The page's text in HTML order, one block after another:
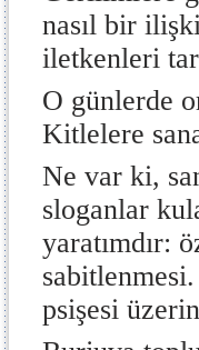
nasıl bir
iletkenleri
O günlerde
Kitlelere
Ne var ki,
sloganlar
yaratımdır:
psişesi